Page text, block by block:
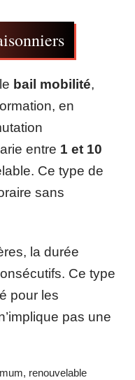
bail mobilité,
en
entre 1 et 10
Ce type de
sans
la durée
Ce type
pour les
pas une
renouvelable